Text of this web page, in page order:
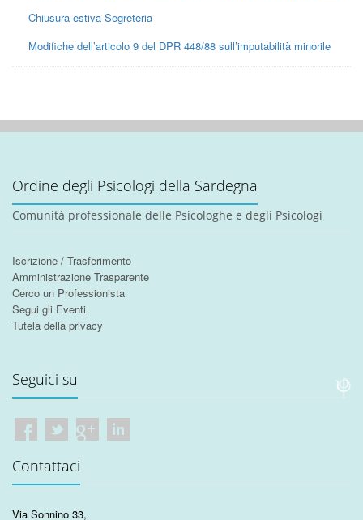
Chiusura estiva Segreteria
Modifiche dell’articolo 9 del DPR 448/88 sull’imputabilità minorile
Ordine degli Psicologi della Sardegna
Comunità professionale delle Psicologhe e degli Psicologi
Iscrizione / Trasferimento
Amministrazione Trasparente
Cerco un Professionista
Segui gli Eventi
Tutela della privacy
Seguici su
Contattaci
Via Sonnino 33,